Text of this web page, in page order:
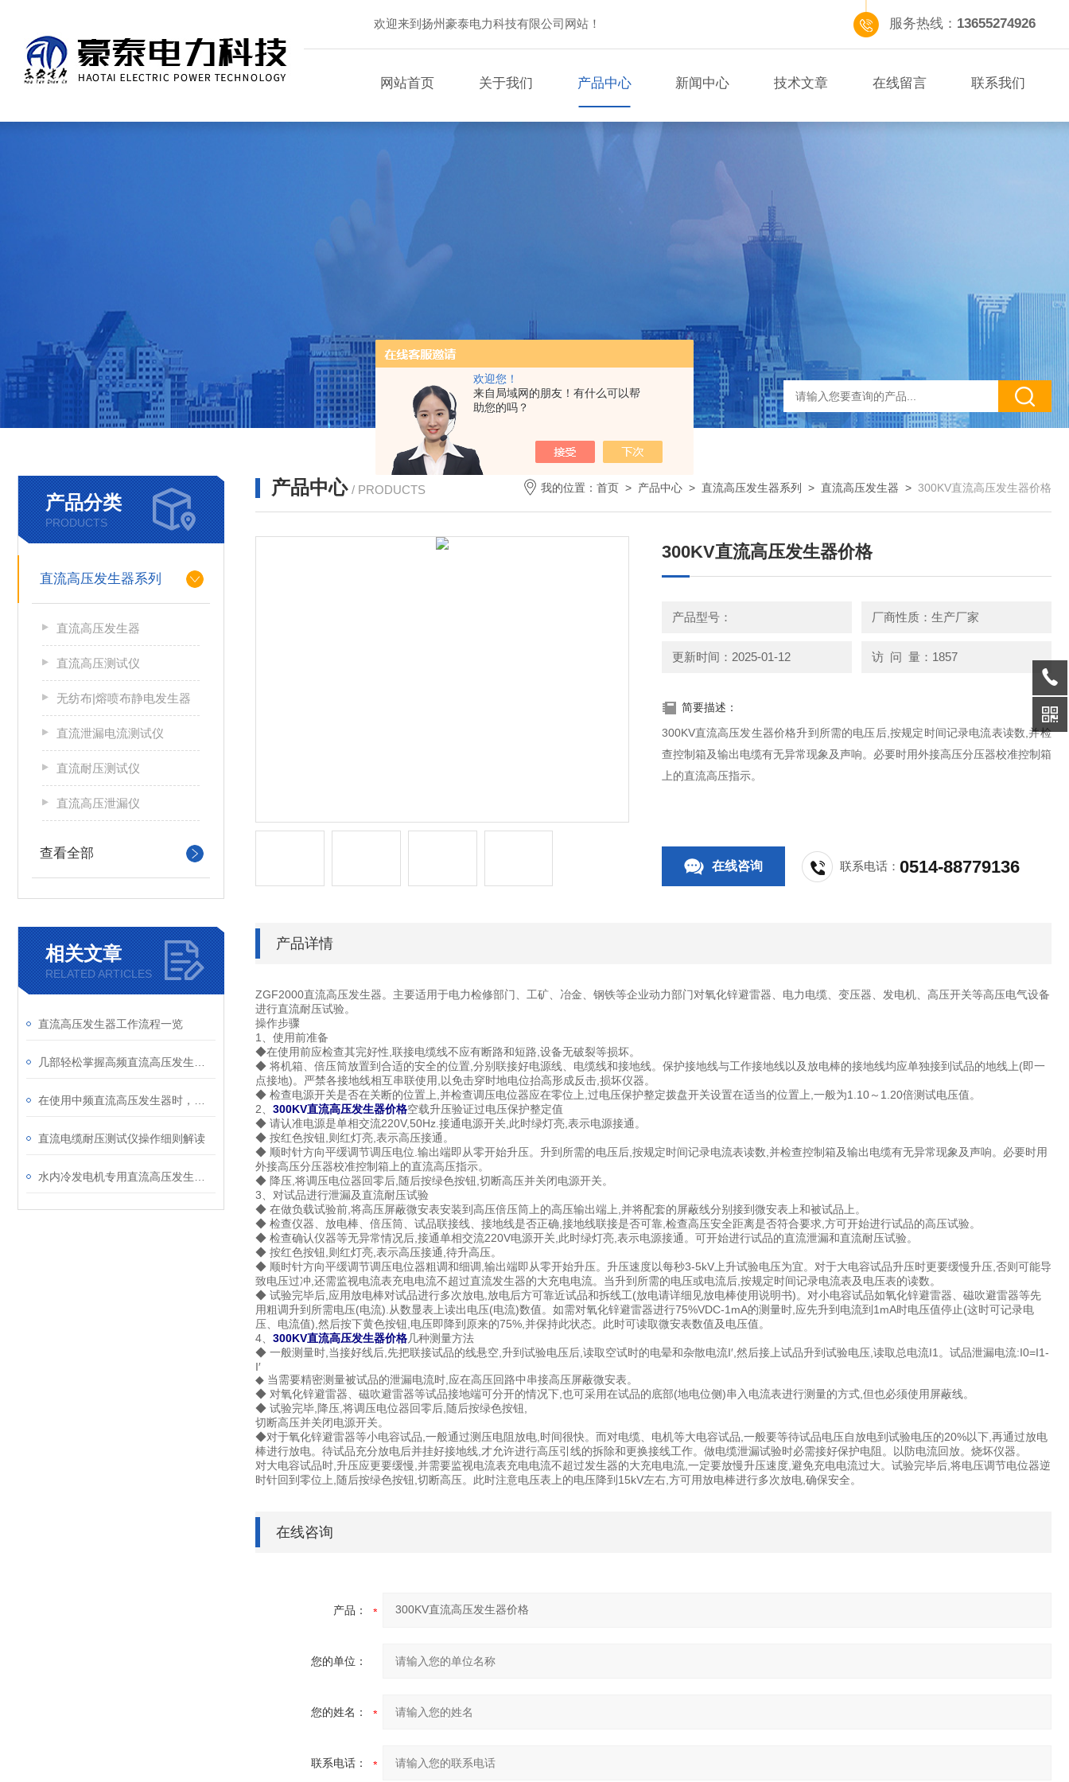
欢迎您！
来自局域网的朋友！有什么可以帮
助您的吗？
欢迎来到扬州豪泰电力科技有限公司网站！ 服务热线： 13655274926
网站首页 关于我们 产品中心 新闻中心 技术文章 在线留言 联系我们
产品分类
PRODUCTS
直流高压发生器系列
直流高压发生器
直流高压测试仪
无纺布|熔喷布静电发生器
直流泄漏电流测试仪
直流耐压测试仪
直流高压泄漏仪
查看全部
相关文章
RELATED ARTICLES
直流高压发生器工作流程一览
直流电缆耐压测试仪操作细则解读
产品中心 / PRODUCTS 我的位置： 首页 > 产品中心 > 直流高压发生器系列 > 直流高压发生器 > 300KV直流高压发生器价格
300KV直流高压发生器价格
产品型号： 厂商性质：生产厂家
更新时间：2025-01-12 访 问 量：1857
简要描述：
300KV直流高压发生器价格升到所需的电压后,按规定时间记录电流表读数,并检
查控制箱及输出电缆有无异常现象及声响。必要时用外接高压分压器校准控制箱
上的直流高压指示。
在线咨询 联系电话：0514-88779136
产品详情
ZGF2000直流高压发生器。主要适用于电力检修部门、工矿、冶金、钢铁等企业动力部门对氧化锌避雷器、电力电缆、变压器、发电机、高压开关等高压电气设备
进行直流耐压试验。
操作步骤
1、使用前准备
◆在使用前应检查其完好性,联接电缆线不应有断路和短路,设备无破裂等损坏。
◆ 将机箱、倍压筒放置到合适的安全的位置,分别联接好电源线、电缆线和接地线。保护接地线与工作接地线以及放电棒的接地线均应单独接到试品的地线上(即一
点接地)。严禁各接地线相互串联使用,以免击穿时地电位抬高形成反击,损坏仪器。
◆ 检查电源开关是否在关断的位置上,并检查调压电位器应在零位上,过电压保护整定拨盘开关设置在适当的位置上,一般为1.10～1.20倍测试电压值。
2、 300KV直流高压发生器价格空载升压验证过电压保护整定值
◆ 请认准电源是单相交流220V,50Hz.接通电源开关,此时绿灯亮,表示电源接通。
◆ 按红色按钮,则红灯亮,表示高压接通。
◆ 顺时针方向平缓调节调压电位.输出端即从零开始升压。升到所需的电压后,按规定时间记录电流表读数,并检查控制箱及输出电缆有无异常现象及声响。必要时用
外接高压分压器校准控制箱上的直流高压指示。
◆ 降压,将调压电位器回零后,随后按绿色按钮,切断高压并关闭电源开关。
3、对试品进行泄漏及直流耐压试验
◆ 在做负载试验前,将高压屏蔽微安表安装到高压倍压筒上的高压输出端上,并将配套的屏蔽线分别接到微安表上和被试品上。
◆ 检查仪器、放电棒、倍压筒、试品联接线、接地线是否正确,接地线联接是否可靠,检查高压安全距离是否符合要求,方可开始进行试品的高压试验。
◆ 检查确认仪器等无异常情况后,接通单相交流220V电源开关,此时绿灯亮,表示电源接通。可开始进行试品的直流泄漏和直流耐压试验。
◆ 按红色按钮,则红灯亮,表示高压接通,待升高压。
◆ 顺时针方向平缓调节调压电位器粗调和细调,输出端即从零开始升压。升压速度以每秒3-5kV上升试验电压为宜。对于大电容试品升压时更要缓慢升压,否则可能导
致电压过冲,还需监视电流表充电电流不超过直流发生器的大充电电流。当升到所需的电压或电流后,按规定时间记录电流表及电压表的读数。
◆ 试验完毕后,应用放电棒对试品进行多次放电,放电后方可靠近试品和拆线工(放电请详细见放电棒使用说明书)。对小电容试品如氧化锌避雷器、磁吹避雷器等先
用粗调升到所需电压(电流).从数显表上读出电压(电流)数值。如需对氧化锌避雷器进行75%VDC-1mA的测量时,应先升到电流到1mA时电压值停止(这时可记录电
压、电流值),然后按下黄色按钮,电压即降到原来的75%,并保持此状态。此时可读取微安表数值及电压值。
4、 300KV直流高压发生器价格几种测量方法
◆ 一般测量时,当接好线后,先把联接试品的线悬空,升到试验电压后,读取空试时的电晕和杂散电流I′,然后接上试品升到试验电压,读取总电流I1。试品泄漏电流:I0=I1-
I′
◆ 当需要精密测量被试品的泄漏电流时,应在高压回路中串接高压屏蔽微安表。
◆ 对氧化锌避雷器、磁吹避雷器等试品接地端可分开的情况下,也可采用在试品的底部(地电位侧)串入电流表进行测量的方式,但也必须使用屏蔽线。
◆ 试验完毕,降压,将调压电位器回零后,随后按绿色按钮,
切断高压并关闭电源开关。
◆对于氧化锌避雷器等小电容试品,一般通过测压电阻放电,时间很快。而对电缆、电机等大电容试品,一般要等待试品电压自放电到试验电压的20%以下,再通过放电
棒进行放电。待试品充分放电后并挂好接地线,才允许进行高压引线的拆除和更换接线工作。做电缆泄漏试验时必需接好保护电阻。以防电流回放。烧坏仪器。
对大电容试品时,升压应更要缓慢,并需要监视电流表充电电流不超过发生器的大充电电流,一定要放慢升压速度,避免充电电流过大。试验完毕后,将电压调节电位器逆
时针回到零位上,随后按绿色按钮,切断高压。此时注意电压表上的电压降到15kV左右,方可用放电棒进行多次放电,确保安全。
在线咨询
产品：
您的单位：
您的姓名：
联系电话：